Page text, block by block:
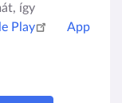
így
Play
App